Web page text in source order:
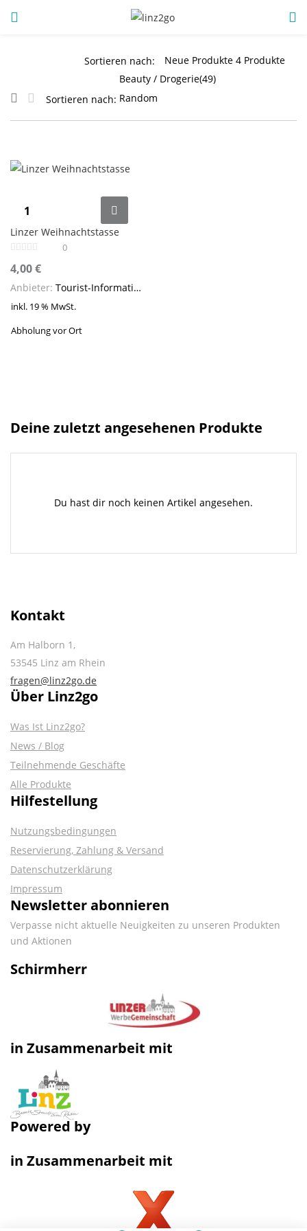
ANMELDUNG
sich anzumelden.
Angemeldet bleiben
Passwort vergessen?
Sortieren nach:
Sortieren nach:
Linzer
Menge
Linzer Weihnachtstasse
0
4,00€
Anbieter: Tourist-Information Linz
inkl. 19 % MwSt.
Abholung vor Ort
Deine zuletzt angesehenen Produkte
Du hast dir noch keinen Artikel angesehen.
Kontakt
Am Halborn 1,
53545 Linz am Rhein
fragen@linz2go.de
Über Linz2go
Was Ist Linz2go?
News / Blog
Teilnehmende Geschäfte
Alle Produkte
Hilfestellung
Nutzungsbedingungen
Reservierung, Zahlung & Versand
Datenschutzerklärung
Impressum
Newsletter abonnieren
Verpasse nicht aktuelle Neuigkeiten zu unseren Produkten
und Aktionen
Schirmherr
in Zusammenarbeit mit
Powered by
in Zusammenarbeit mit